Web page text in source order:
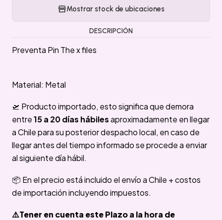
Mostrar stock de ubicaciones
DESCRIPCIÓN
Preventa Pin The x files
Material: Metal
🛫 Producto importado, esto significa que demora
entre15 a 20 días hábilesaproximadamente en llegar
a Chile para su posterior despacho local, en caso de
llegar antes del tiempo informado se procede a enviar
al siguiente día hábil.
📦 En el precio está incluido el envío a Chile + costos
de importación incluyendo impuestos.
⚠️Tener en cuenta este Plazo a la hora de